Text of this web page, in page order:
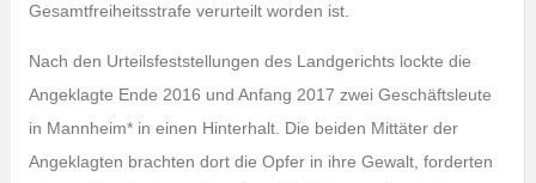
Gesamtfreiheitsstrafe verurteilt worden ist.
Nach den Urteilsfeststellungen des Landgerichts lockte die
Angeklagte Ende 2016 und Anfang 2017 zwei Geschäftsleute
in Mannheim* in einen Hinterhalt. Die beiden Mittäter der
Angeklagten brachten dort die Opfer in ihre Gewalt, forderten